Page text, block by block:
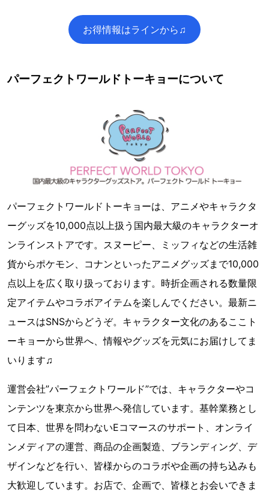
お得情報はラインから♫
パーフェクトワールドトーキョーについて
パーフェクトワールドトーキョーは、アニメやキャラクタ
ーグッズを10,000点以上扱う国内最大級のキャラクターオ
ンラインストアです。スヌーピー、ミッフィなどの生活雑
貨からポケモン、コナンといったアニメグッズまで10,000
点以上を広く取り扱っております。時折企画される数量限
定アイテムやコラボアイテムを楽しんでください。最新ニ
ュースはSNSからどうぞ。キャラクター文化のあるここト
ーキョーから世界へ、情報やグッズを元気にお届けしてま
いります♫
運営会社”パーフェクトワールド”では、キャラクターやコ
ンテンツを東京から世界へ発信しています。基幹業務とし
て日本、世界を問わないEコマースのサポート、オンライ
ンメディアの運営、商品の企画製造、ブランディング、デ
ザインなどを行い、皆様からのコラボや企画の持ち込みも
大歓迎しています。お店で、企画で、皆様とお会いできま